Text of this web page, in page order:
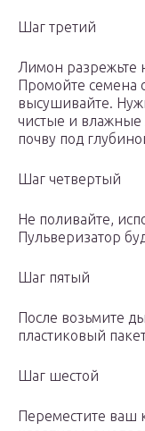
Шаг третий
Лимон разрежьте
Промойте семена
высушивайте.
чистые и влажные
почву под
Шаг четвертый
Не поливайте,
Пульверизатор
Шаг пятый
После возьмите
пластиковый
Шаг шестой
Переместите ваш